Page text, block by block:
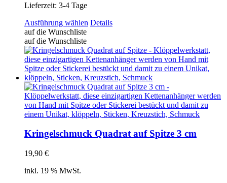
Lieferzeit: 3-4 Tage
Ausführung wählen Dieses
mehrere
Varianten
auf.
Die
Optionen
können
auf
der
gewählt
werden
Details
auf die Wunschliste
auf die Wunschliste
Kringelschmuck Quadrat auf Spitze 3 cm
19,90 €
inkl. 19 % MwSt.